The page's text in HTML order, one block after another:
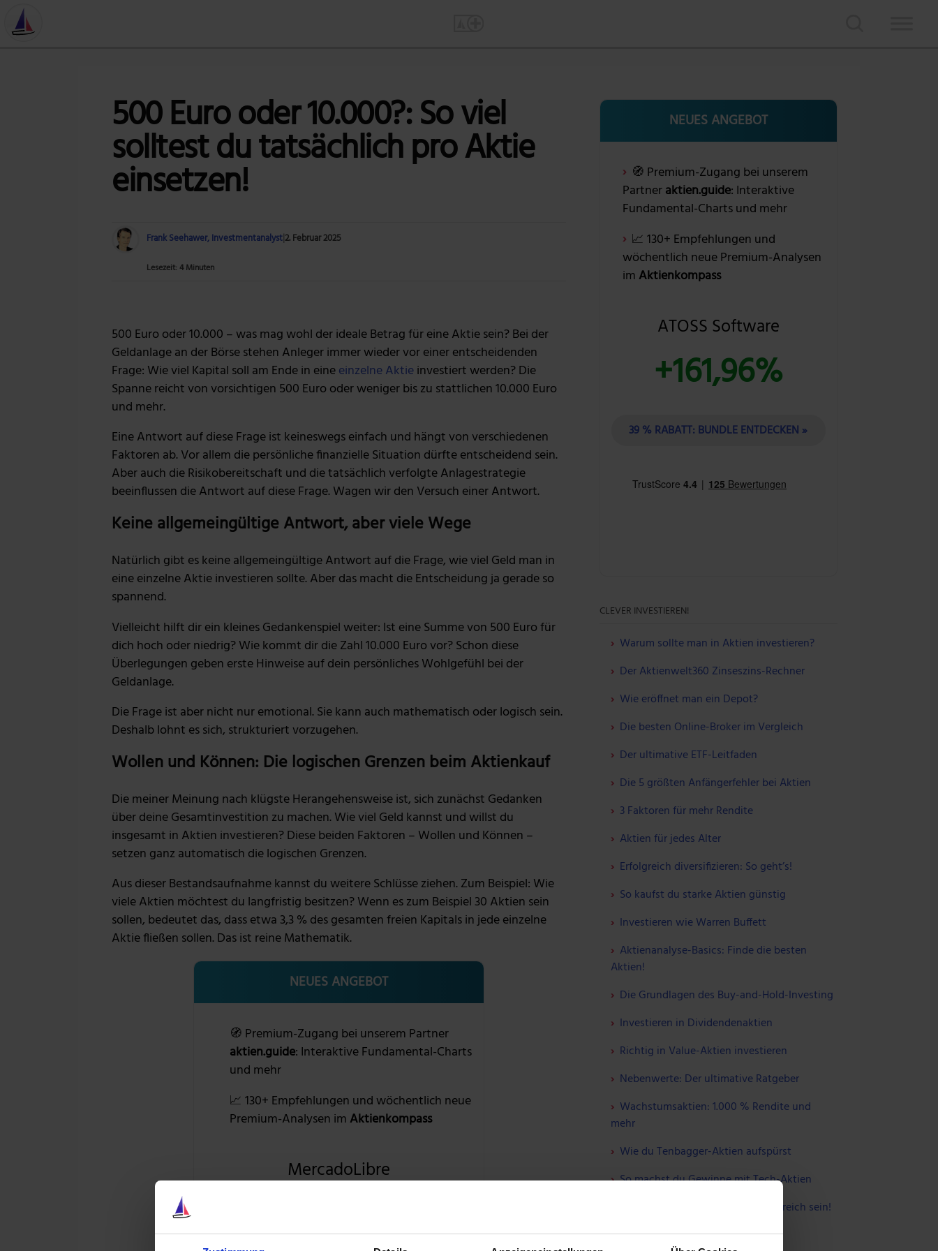
500 Euro oder 10.000?: So viel
solltest du tatsächlich pro Aktie
einsetzen!
Frank Seehawer, Investmentanalyst2. Februar 2025
Lesezeit: 4 Minuten
500 Euro oder 10.000 – was mag wohl der ideale Betrag für eine Aktie sein? Bei der
Geldanlage an der Börse stehen Anleger immer wieder vor einer entscheidenden
Frage: Wie viel Kapital soll am Ende in eineeinzelne Aktieinvestiert werden? Die
Spanne reicht von vorsichtigen 500 Euro oder weniger bis zu stattlichen 10.000 Euro
und mehr.
Eine Antwort auf diese Frage ist keineswegs einfach und hängt von verschiedenen
Faktoren ab. Vor allem die persönliche finanzielle Situation dürfte entscheidend sein.
Aber auch die Risikobereitschaft und die tatsächlich verfolgte Anlagestrategie
beeinflussen die Antwort auf diese Frage. Wagen wir den Versuch einer Antwort.
Keine allgemeingültige Antwort, aber viele Wege
Natürlich gibt es keine allgemeingültige Antwort auf die Frage, wie viel Geld man in
eine einzelne Aktie investieren sollte. Aber das macht die Entscheidung ja gerade so
spannend.
Vielleicht hilft dir ein kleines Gedankenspiel weiter: Ist eine Summe von 500 Euro für
dich hoch oder niedrig? Wie kommt dir die Zahl 10.000 Euro vor? Schon diese
Überlegungen geben erste Hinweise auf dein persönliches Wohlgefühl bei der
Geldanlage.
Die Frage ist aber nicht nur emotional. Sie kann auch mathematisch oder logisch sein.
Deshalb lohnt es sich, strukturiert vorzugehen.
Wollen und Können: Die logischen Grenzen beim Aktienkauf
Die meiner Meinung nach klügste Herangehensweise ist, sich zunächst Gedanken
über deine Gesamtinvestition zu machen. Wie viel Geld kannst und willst du
insgesamt in Aktien investieren? Diese beiden Faktoren – Wollen und Können –
setzen ganz automatisch die logischen Grenzen.
Aus dieser Bestandsaufnahme kannst du weitere Schlüsse ziehen. Zum Beispiel: Wie
viele Aktien möchtest du langfristig besitzen? Wenn es zum Beispiel 30 Aktien sein
sollen, bedeutet das, dass etwa 3,3 % des gesamten freien Kapitals in jede einzelne
Aktie fließen sollen. Das ist reine Mathematik.
NEUES ANGEBOT
🧭 Premium-Zugang bei unserem Partner
aktien.guide: Interaktive Fundamental-Charts
und mehr
📈 130+ Empfehlungen und wöchentlich neue
Premium-Analysen im Aktienkompass
MercadoLibre
NEUES ANGEBOT
🧭 Premium-Zugang bei unserem
Partneraktien.guide: Interaktive
Fundamental-Charts und mehr
📈 130+ Empfehlungen und
wöchentlich neue Premium-Analysen
im Aktienkompass
ATOSS Software
+161,96%
39 % RABATT: BUNDLE ENTDECKEN »
CLEVER INVESTIEREN!
Warum sollte man in Aktien investieren?
Der Aktienwelt360 Zinseszins-Rechner
Wie eröffnet man ein Depot?
Die besten Online-Broker im Vergleich
Der ultimative ETF-Leitfaden
Die 5 größten Anfängerfehler bei Aktien
3 Faktoren für mehr Rendite
Aktien für jedes Alter
Erfolgreich diversifizieren: So geht’s!
So kaufst du starke Aktien günstig
Investieren wie Warren Buffett
Aktienanalyse-Basics: Finde die besten
Aktien!
Die Grundlagen des Buy-and-Hold-Investing
Investieren in Dividendenaktien
Richtig in Value-Aktien investieren
Nebenwerte: Der ultimative Ratgeber
Wachstumsaktien: 1.000 % Rendite und
mehr
Wie du Tenbagger-Aktien aufspürst
So machst du Gewinne mit Tech-Aktien
Fintech-Aktien: So wirst du erfolgreich sein!